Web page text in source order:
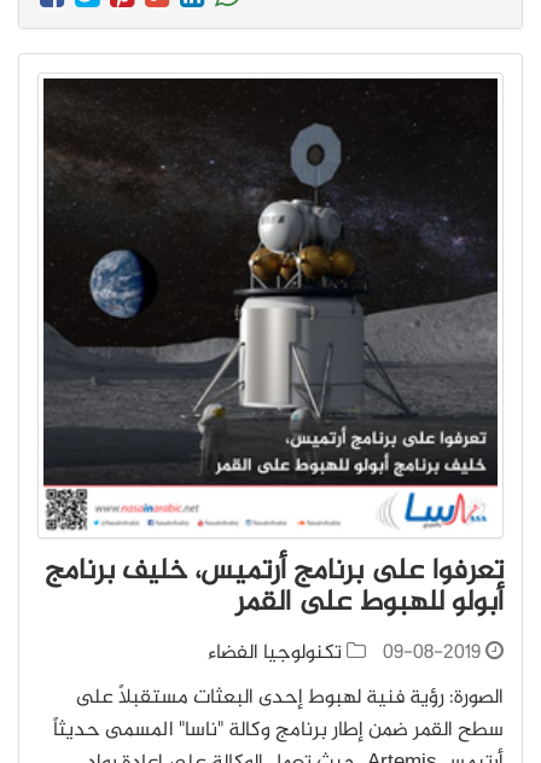
تعرفوا على برنامج أرتميس، خليف برنامج
أبولو للهبوط على القمر
09-08-2019
تكنولوجيا الفضاء
الصورة: رؤية فنية لهبوط إحدى البعثات مستقبلاً على
سطح القمر ضمن إطار برنامج وكالة "ناسا" المسمى حديثاً